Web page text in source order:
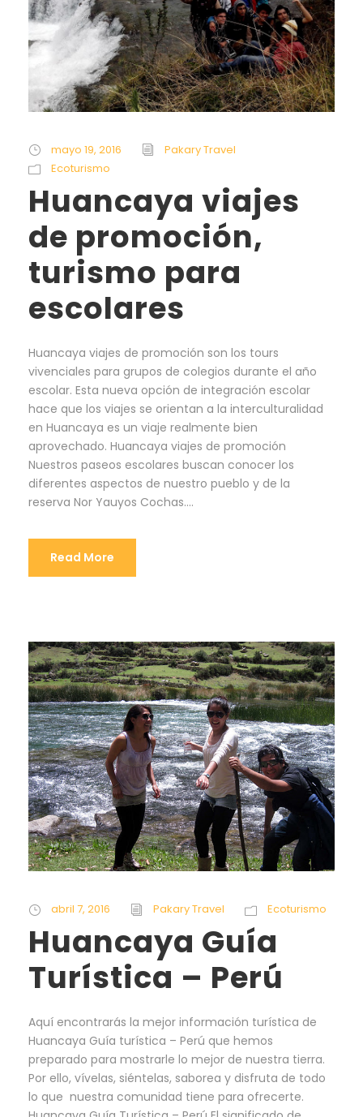
mayo 19, 2016
Pakary Travel
Ecoturismo
Huancaya viajes
de promoción,
turismo para
escolares
Huancaya viajes de promoción son los tours
vivenciales para grupos de colegios durante el año
escolar. Esta nueva opción de integración escolar
hace que los viajes se orientan a la interculturalidad
en Huancaya es un viaje realmente bien
aprovechado. Huancaya viajes de promoción
Nuestros paseos escolares buscan conocer los
diferentes aspectos de nuestro pueblo y de la
reserva Nor Yauyos Cochas....
Read More
abril 7, 2016 Pakary Travel Ecoturismo
Huancaya Guía
Turística – Perú
Aquí encontrarás la mejor información turística de
Huancaya Guía turística – Perú que hemos
preparado para mostrarle lo mejor de nuestra tierra.
Por ello, vívelas, siéntelas, saborea y disfruta de todo
lo que nuestra comunidad tiene para ofrecerte.